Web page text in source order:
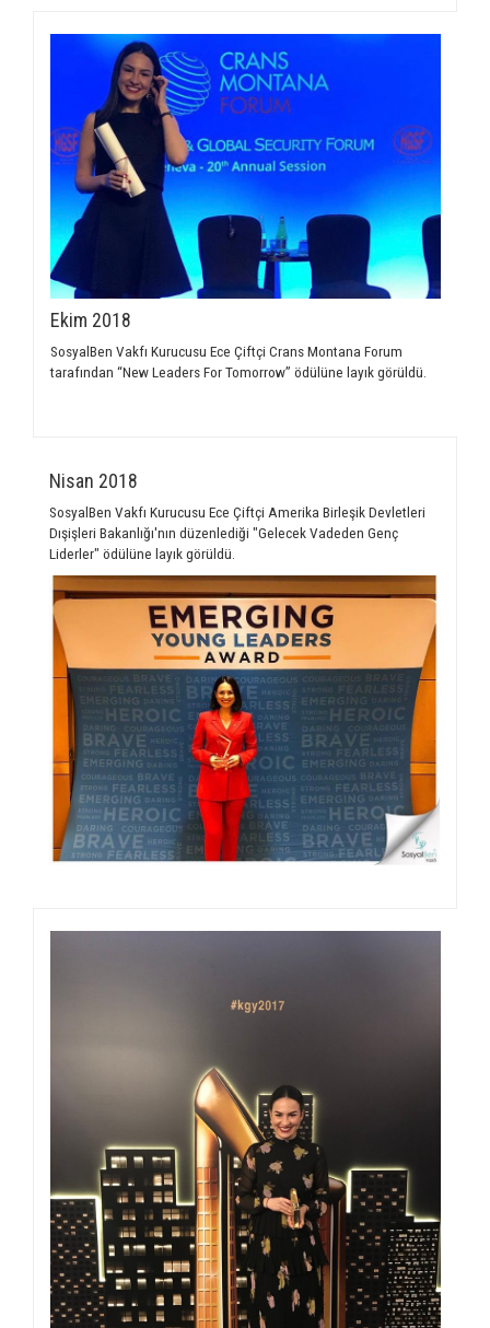
Ekim 2018
SosyalBen Vakfı Kurucusu Ece Çiftçi Crans Montana Forum
tarafından “New Leaders For Tomorrow” ödülüne layık görüldü.
Nisan 2018
SosyalBen Vakfı Kurucusu Ece Çiftçi Amerika Birleşik Devletleri
Dışişleri Bakanlığı'nın düzenlediği "Gelecek Vadeden Genç
Liderler" ödülüne layık görüldü.